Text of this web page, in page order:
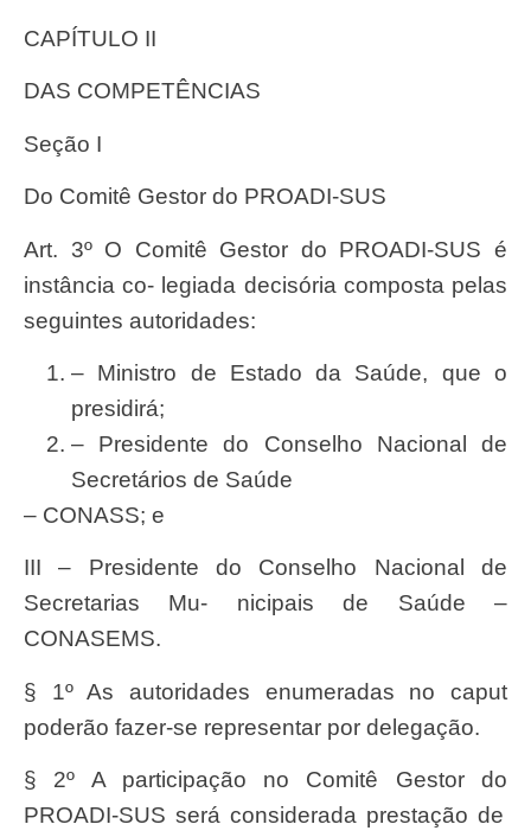
CAPÍTULO II
DAS COMPETÊNCIAS
Seção I
Do Comitê Gestor do PROADI-SUS
Art. 3º O Comitê Gestor do PROADI-SUS é
instância co- legiada decisória composta pelas
seguintes autoridades:
– Ministro de Estado da Saúde, que o
presidirá;
– Presidente do Conselho Nacional de
Secretários de Saúde
– CONASS; e
III – Presidente do Conselho Nacional de
Secretarias Mu- nicipais de Saúde –
CONASEMS.
§ 1ºAs autoridades enumeradas no caput
poderão fazer-se representar por delegação.
§ 2º A participa ção no Comitê Gestor do
PROADI-SUS será considerada prestação de